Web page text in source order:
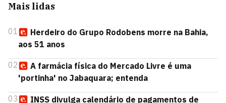
Mais lidas
01
Herdeiro do Grupo Rodobens morre na Bahia,
aos 51 anos
02
A farmácia física do Mercado Livre é uma
'portinha' no Jabaquara; entenda
03
INSS divulga calendário de pagamentos de